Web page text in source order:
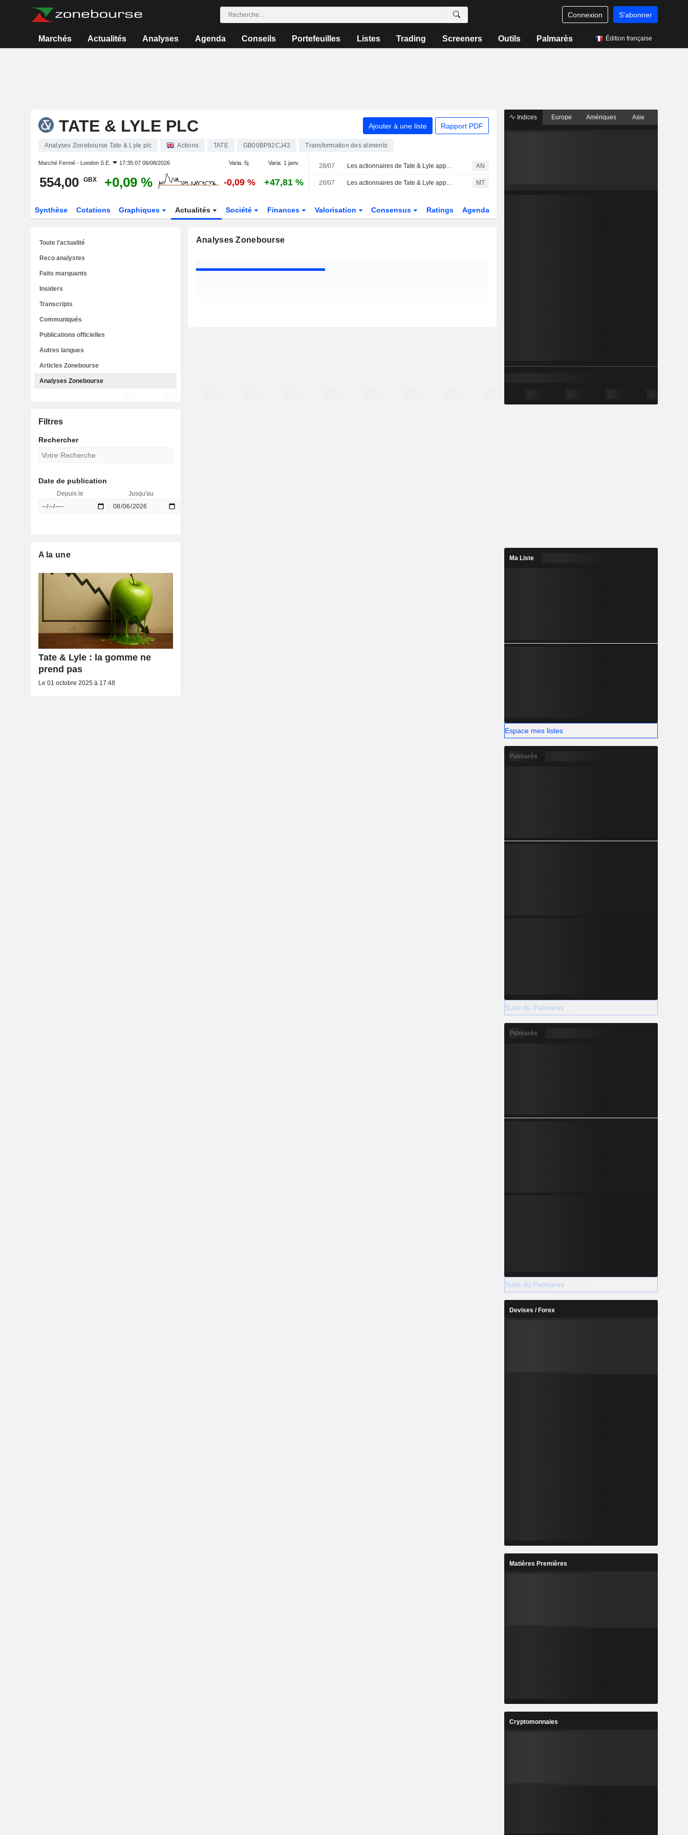
Connexion S'abonner
Marchés Actualités Analyses Agenda Conseils Portefeuilles Listes Trading Screeners Outils Palmarès Édition française
TATE & LYLE PLC Ajouter à une liste Rapport PDF
Analyses Zonebourse Tate & Lyle plc Actions TATE GB00BP92CJ43 Transformation des aliments
Marché Fermé - London S.E. 17:35:07 06/08/2026 Varia. 5j. Varia. 1 janv.
554,00 GBX +0,09 % -0,09 % +47,81 %
28/07 Les actionnaires de Tate & Lyle approuvent le rachat par Ingredion AN
28/07 Les actionnaires de Tate & Lyle approuvent le rachat par Ingredion MT
Synthèse Cotations Graphiques Actualités Société Finances Valorisation Consensus Ratings Agenda
Analyses Zonebourse
Toute l'actualité
Reco analystes
Faits marquants
Insiders
Transcripts
Communiqués
Publications officielles
Autres langues
Articles Zonebourse
Analyses Zonebourse
Filtres
Rechercher
Date de publication
Depuis le Jusqu'au
A la une
Tate & Lyle : la gomme ne
prend pas
Le 01 octobre 2025 à 17:48
Indices Europe Amériques Asie
Ma Liste
Espace mes listes
Palmarès
Suite du Palmarès
Palmarès
Suite du Palmarès
Devises / Forex
Matières Premières
Cryptomonnaies